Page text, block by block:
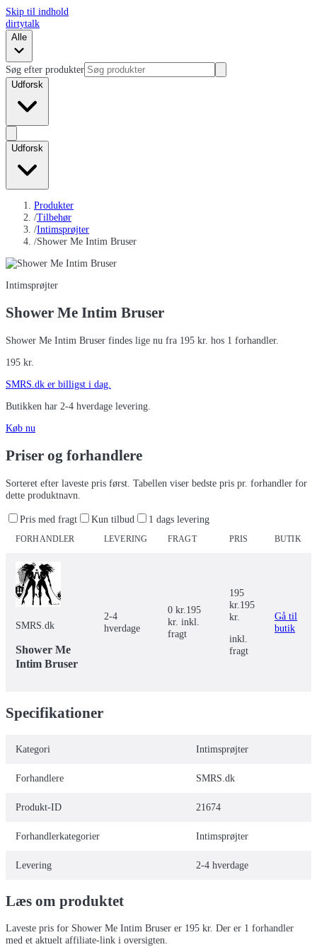
Skip til indhold
dirtytalk
Alle
Søg efter produkter
Udforsk
Udforsk
Produkter
/Tilbehør
/Intimsprøjter
/Shower Me Intim Bruser
Intimsprøjter
Shower Me Intim Bruser
Shower Me Intim Bruser findes lige nu fra 195 kr. hos 1 forhandler.
195 kr.
SMRS.dk er billigst i dag.
Butikken har 2-4 hverdage levering.
Køb nu
Priser og forhandlere
Sorteret efter laveste pris først. Tabellen viser bedste pris pr. forhandler for
dette produktnavn.
Pris med fragt Kun tilbud 1 dags levering
FORHANDLER LEVERING FRAGT PRIS BUTIK
SMRS.dk
Shower Me
Intim Bruser
2-4
hverdage
0 kr. 195
kr. inkl.
fragt
195
kr. 195
kr.
inkl.
fragt
Gå til
butik
Specifikationer
Kategori Intimsprøjter
Forhandlere SMRS.dk
Produkt-ID 21674
Forhandlerkategorier Intimsprøjter
Levering 2-4 hverdage
Læs om produktet
Laveste pris for Shower Me Intim Bruser er 195 kr. Der er 1 forhandler
med et aktuelt affiliate-link i oversigten.